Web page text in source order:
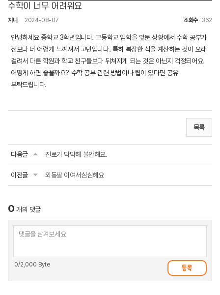
수학이 너무 어려워요
지니 2024-08-07 조회수 362
안녕하세요 중학교 3학년입니다. 고등학교 입학을 앞둔 상황에서 수학 공부가
전보다 더 어렵게 느껴져서 고민입니다. 특히 복잡한 식을 계산하는 것이 오래
걸려서 다른 학원과 학교 친구들보다 뒤쳐지게 되는 것은 아닌지 걱정되어요.
어떻게 하면 좋을까요? 수학 공부 관련 방법이나 팁이 있다면 공유
부탁드립니다.
목록
다음글 진로가 막막해 불안해요.
이전글 외동딸 이여서심심해요
0 개의 댓글
0/2,000 Byte